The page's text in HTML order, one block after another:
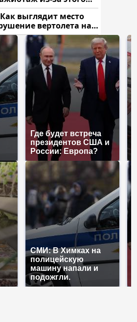
что купить?
Как выглядит место
вертолета на
Кавказе: смотреть
Где будет встреча
президентов США и
России: Европа?
СМИ: В Химках на
полицейскую
машину напали и
подожгли.